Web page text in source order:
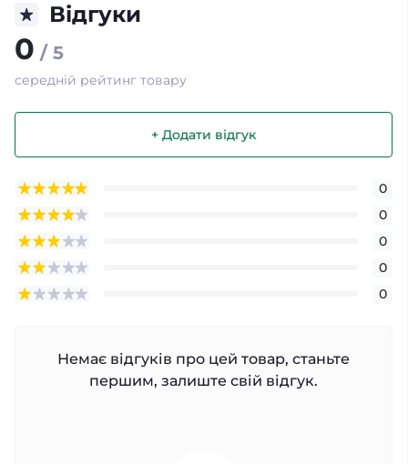
Відгуки
0 / 5
середній рейтинг товару
+ Додати відгук
0
0
0
0
0
Немає відгуків про цей товар, станьте
першим, залиште свій відгук.